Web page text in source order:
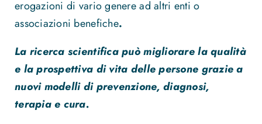
erogazioni di vario genere ad altri enti o
associazioni benefiche.
La ricerca scientifica può migliorare la qualità
e la prospettiva di vita delle persone grazie a
nuovi modelli di prevenzione, diagnosi,
terapia e cura.